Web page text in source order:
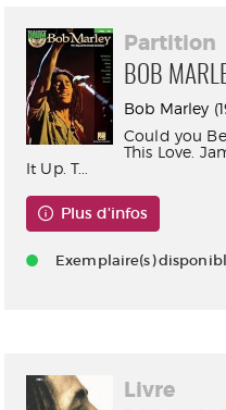
Partition
BOB
Bob Marley
Could you
This Love.
It Up. T...
Plus d'infos
Exemplaire(s)
Livre